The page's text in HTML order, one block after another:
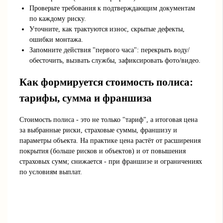
Проверьте требования к подтверждающим документам
по каждому риску.
Уточните, как трактуются износ, скрытые дефекты,
ошибки монтажа.
Запомните действия "первого часа": перекрыть воду/
обесточить, вызвать службы, зафиксировать фото/видео.
Как формируется стоимость полиса:
тарифы, сумма и франшиза
Стоимость полиса - это не только "тариф", а итоговая цена
за выбранные риски, страховые суммы, франшизу и
параметры объекта. На практике цена растёт от расширения
покрытия (больше рисков и объектов) и от повышения
страховых сумм; снижается - при франшизе и ограничениях
по условиям выплат.